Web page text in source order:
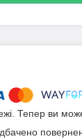
Тепер ви